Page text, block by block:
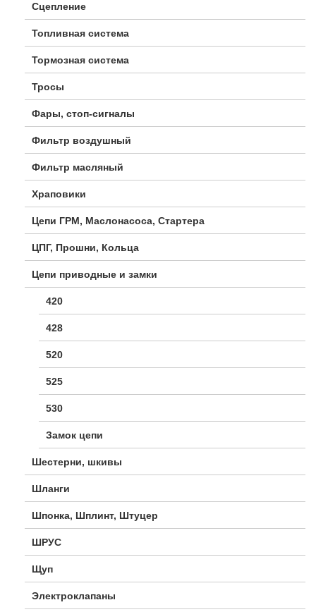
Сцепление
Топливная система
Тормозная система
Тросы
Фары, стоп-сигналы
Фильтр воздушный
Фильтр масляный
Храповики
Цепи ГРМ, Маслонасоса, Стартера
ЦПГ, Прошни, Кольца
Цепи приводные и замки
420
428
520
525
530
Замок цепи
Шестерни, шкивы
Шланги
Шпонка, Шплинт, Штуцер
ШРУС
Щуп
Электроклапаны